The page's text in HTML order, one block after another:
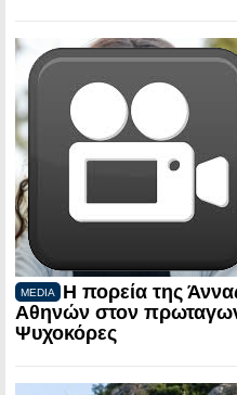
MEDIA
Η πορεία της
Αθηνών στον
Ψυχοκόρες